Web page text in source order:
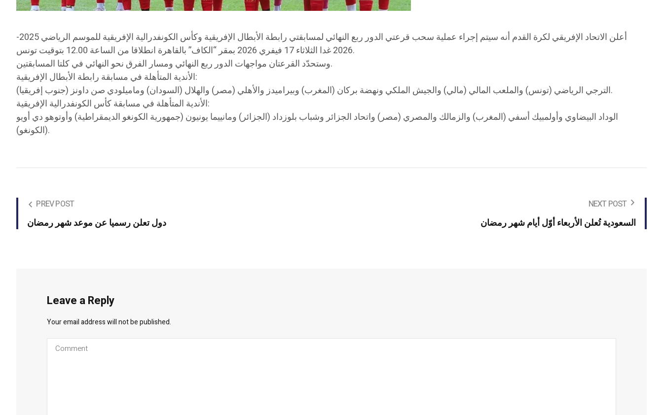
أعلن الاتحاد الإفريقي لكرة القدم أنه سيتم إجراء عملية سحب قرعتي الدور ربع النهائي لمسابقتي رابطة الأبطال الإفريقية وكأس الكونفدرالية الإفريقية للموسم الرياضي 2025-
2026 غدا الثلاثاء 17 فيفري 2026 بمقر “الكاف” بالقاهرة انطلاقا من الساعة 12.00 بتوقيت تونس.
وستحدّد القرعتان مواجهات الدور ربع النهائي ومسار الفرق نحو النهائي في كلتا المسابقتين.
الأندية المتأهلة في مسابقة رابطة الأبطال الإفريقية:
الترجي الرياضي (تونس) والملعب المالي (مالي) والجيش الملكي ونهضة بركان (المغرب) وبيراميدز والأهلي (مصر) والهلال (السودان) وماميلودي صن داونز (جنوب إفريقيا).
الأندية المتأهلة في مسابقة كأس الكونفدرالية الإفريقية:
الوداد البيضاوي وأولمبيك أسفي (المغرب) والزمالك والمصري (مصر) واتحاد الجزائر وشباب بلوزداد (الجزائر) ومانييما يونيون (جمهورية الكونغو الديمقراطية) وأوتوهو دي أويو
(الكونغو).
PREV POST
دول تعلن رسميا عن موعد شهر رمضان
NEXT POST
السعودية تُعلن الأربعاء أوّل أيام شهر رمضان
Leave a Reply
Your email address will not be published.